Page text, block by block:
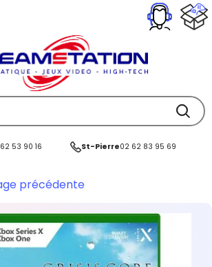
53 90 16 St-Pierre02 62 83 95 69
précédente